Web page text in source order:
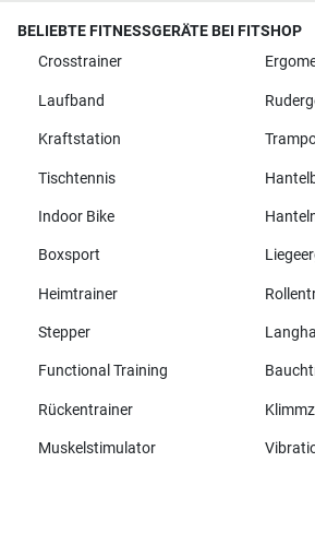
BELIEBTE FITNESSGERÄTE BEI FITSHOP
Crosstrainer
Laufband
Kraftstation
Tischtennis
Indoor Bike
Boxsport
Heimtrainer
Stepper
Functional Training
Rückentrainer
Muskelstimulator